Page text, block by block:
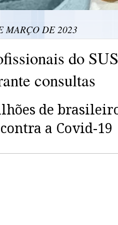
MARÇO DE 2023
do
consultas
de
a Covid-19